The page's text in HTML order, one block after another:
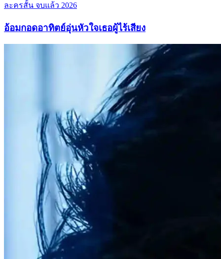
ละครสั้น จบแล้ว 2026
อ้อมกอดอาทิตย์อุ่นหัวใจเธอผู้ไร้เสียง